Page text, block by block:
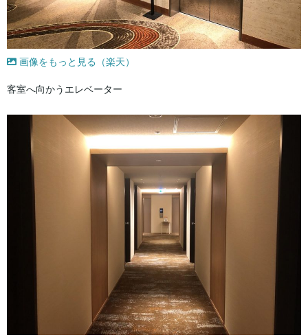
画像をもっと見る（楽天）
客室へ向かうエレベーター